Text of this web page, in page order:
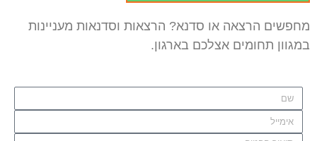
או סדנא? הרצאות וסדנאות מעניינות
אצלכם בארגון.